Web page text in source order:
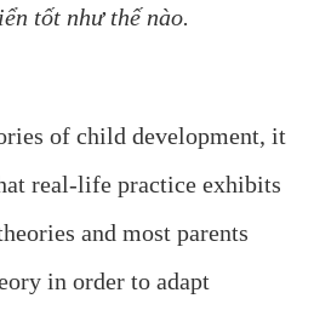
tốt như thế nào.
of child development, it
real-life practice exhibits
and most parents
in order to adapt